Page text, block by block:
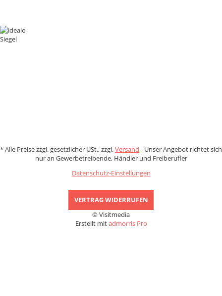
*Alle Preise zzgl. gesetzlicher USt., zzgl.Versand - Unser Angebot richtet sich
nur an Gewerbetreibende, Händler und Freiberufler
Datenschutz-Einstellungen
VERTRAG WIDERRUFEN
© Visitmedia
Erstellt mitadmorris Pro